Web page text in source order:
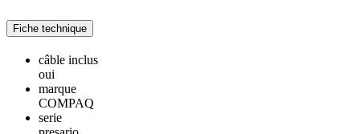
Fiche technique
câble inclus
oui
marque
COMPAQ
serie